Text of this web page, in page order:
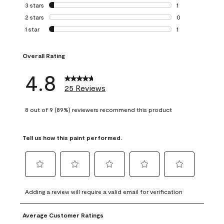
0 reviews with 4
3 stars stars
1
1 review with 3
2 stars stars
0
0 reviews with 2
1 star stars
1
Overall Rating
4.8 25 Reviews
8 out of 9 (89%) reviewers recommend this product
Tell us how this paint performed.
to
rate
the
item
to
rate
the
to
rate
the
item
to
rate
to
rate
Adding a review will require a valid email for verification
Average Customer Ratings